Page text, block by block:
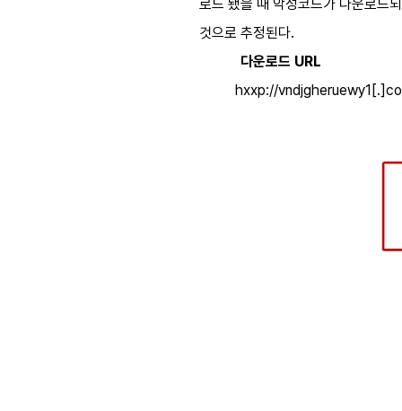
로드 됐을 때 악성코드가 다운로드
것으로 추정된다.
다운로드 URL
hxxp://